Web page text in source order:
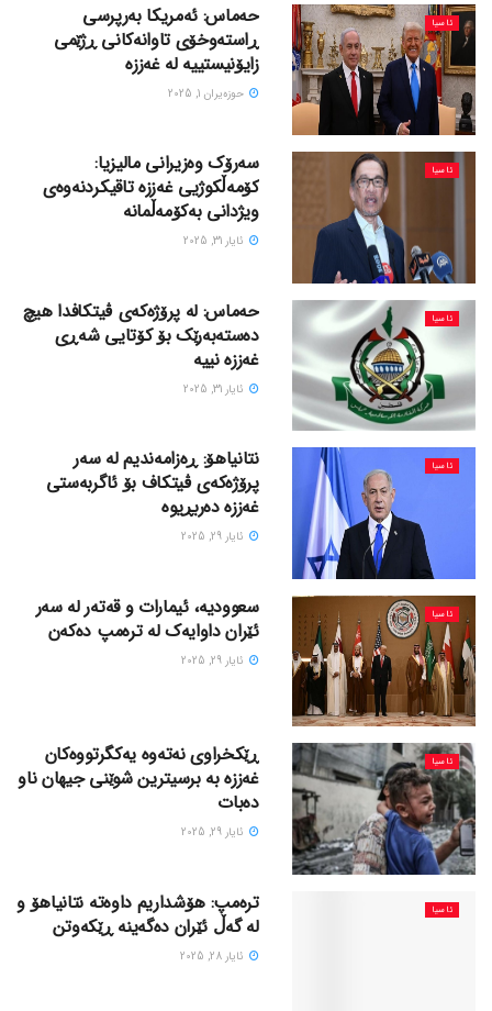
ئاسیا
حەماس: ئەمریکا بەرپرسی
ڕاستەوخۆی تاوانەکانی ڕژێمی
زایۆنیستییە لە غەززە
حوزه‌یران 1, 2025
ئاسیا
سەرۆک وەزیرانی مالیزیا:
کۆمەڵکوژیی غەززە تاقیکردنەوەی
ویژدانی بەکۆمەڵمانە
ئایار 31, 2025
ئاسیا
حەماس: لە پرۆژەکەی ڤیتکافدا هیچ
دەستەبەرێک بۆ کۆتایی شەڕی
غەززە نییە
ئایار 31, 2025
ئاسیا
نتانیاهۆ: ڕەزامەندیم لە سەر
پرۆژەکەی ڤیتکاف بۆ ئاگربەستی
غەززە دەربڕیوە
ئایار 29, 2025
ئاسیا
سعوودیە، ئیمارات و قەتەر لە سەر
ئێران داوایەک لە ترەمپ دەکەن
ئایار 29, 2025
ئاسیا
ڕێکخراوی نەتەوە یەکگرتووەکان
غەززە بە برسیترین شوێنی جیهان ناو
دەبات
ئایار 29, 2025
ئاسیا
ترەمپ: هۆشداریم داوەتە نتانیاهۆ و
لە گەڵ ئێران دەگەینە ڕێکەوتن
ئایار 28, 2025